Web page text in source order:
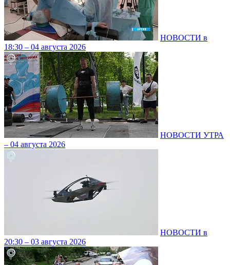
НОВОСТИ в
18:30 – 04 августа 2026
НОВОСТИ УТРА
– 04 августа 2026
НОВОСТИ в
20:30 – 03 августа 2026